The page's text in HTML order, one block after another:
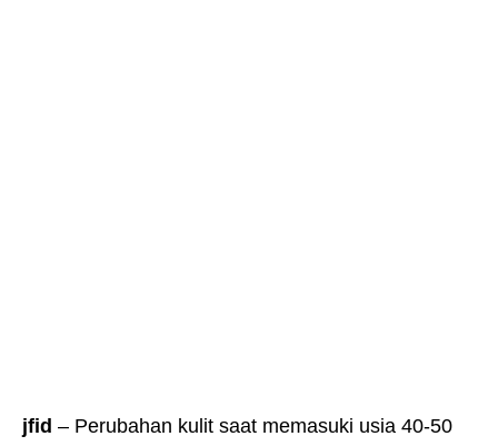
jfid – Perubahan kulit saat memasuki usia 40-50